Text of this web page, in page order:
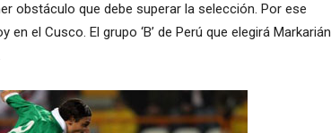
obstáculo que debe superar la selección. Por ese
el Cusco. El grupo ‘B’ de Perú que elegirá Markarián